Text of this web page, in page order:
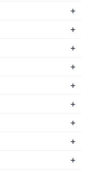
+
+
+
+
+
+
+
+
+